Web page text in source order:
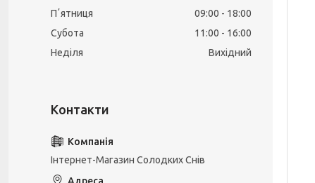
Пʼятниця
09:00
18:00
Субота
11:00
16:00
Неділя
Вихідний
Інтернет-Магазин Солодких Снів